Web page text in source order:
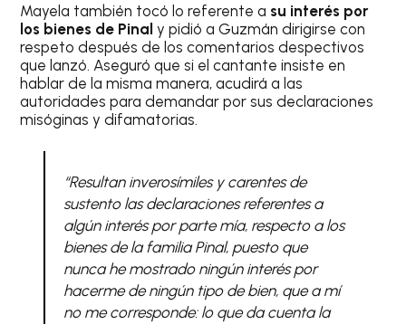
Mayela también tocó lo referente a su interés por
los bienes de Pinal y pidió a Guzmán dirigirse con
respeto después de los comentarios despectivos
que lanzó. Aseguró que si el cantante insiste en
hablar de la misma manera, acudirá a las
autoridades para demandar por sus declaraciones
misóginas y difamatorias.
“Resultan inverosímiles y carentes de
sustento las declaraciones referentes a
algún interés por parte mía, respecto a los
bienes de la familia Pinal, puesto que
nunca he mostrado ningún interés por
hacerme de ningún tipo de bien, que a mí
no me corresponde: lo que da cuenta la